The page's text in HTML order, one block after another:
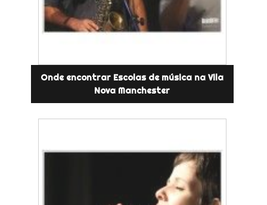
Onde encontrar Escolas de música na Vila
Nova Manchester